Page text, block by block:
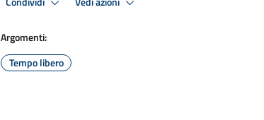
Argomenti:
Tempo libero